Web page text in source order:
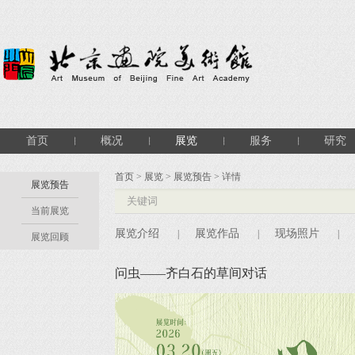
首页 概况 展览 服务 研究
展览预告
当前展览
展览回顾
首页 > 展览 > 展览预告 > 详情
展览介绍 展览作品 现场照片
问虫——齐白石的草间对话